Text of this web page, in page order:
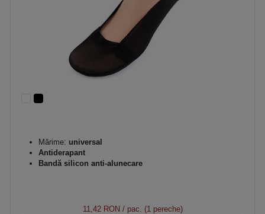
Mărime: universal
Antiderapant
Bandă silicon anti-alunecare
11,42 RON / pac. (1 pereche)